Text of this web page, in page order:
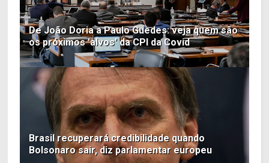
De João Doria a Paulo Guedes: veja quem são
os próximos 'alvos' da CPI da Covid
Brasil recuperará credibilidade quando
Bolsonaro sair, diz parlamentar europeu